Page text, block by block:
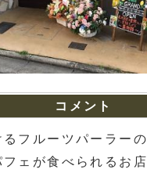
コメント
フルーツパーラー
ェが食べられるお